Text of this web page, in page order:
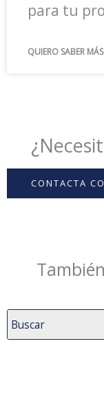
para tu
QUIERO SABER
CONTACTA